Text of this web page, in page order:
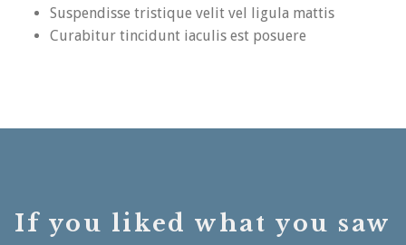
Suspendisse tristique velit vel ligula mattis
Curabitur tincidunt iaculis est posuere
If you liked what you saw